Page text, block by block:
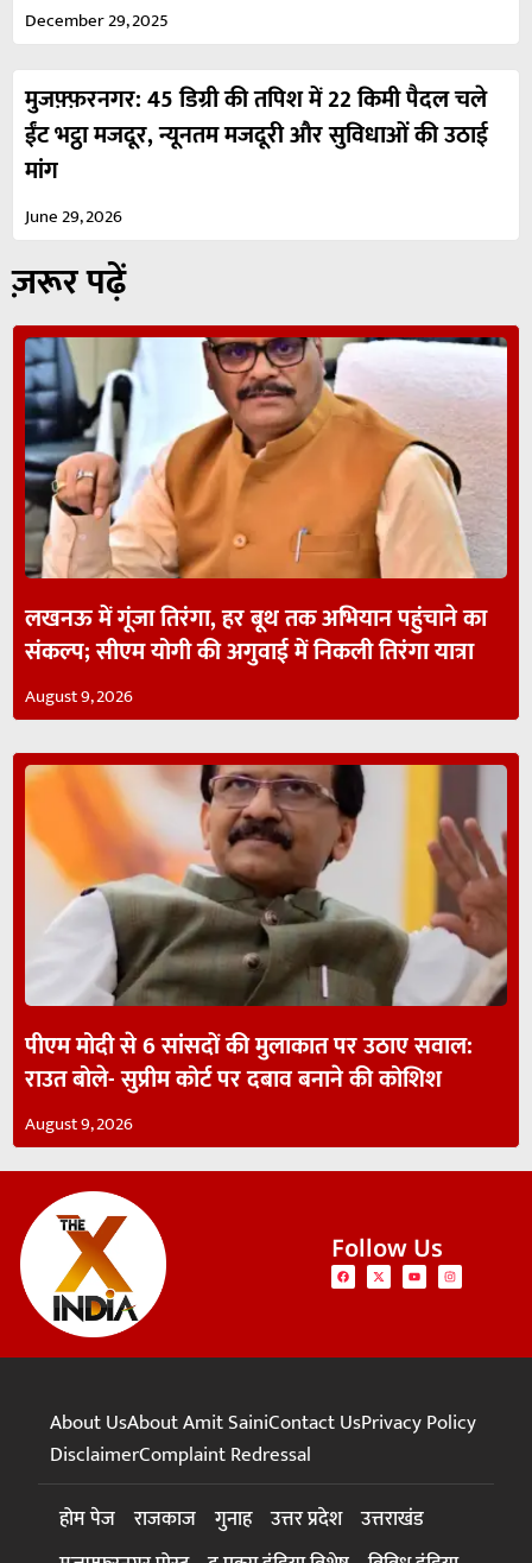
December 29, 2025
मुजफ़्फ़रनगर: 45 डिग्री की तपिश में 22 किमी पैदल चले
ईंट भट्ठा मजदूर, न्यूनतम मजदूरी और सुविधाओं की उठाई
मांग
June 29, 2026
ज़रूर पढ़ें
लखनऊ में गूंजा तिरंगा, हर बूथ तक अभियान पहुंचाने का
संकल्प; सीएम योगी की अगुवाई में निकली तिरंगा यात्रा
August 9, 2026
पीएम मोदी से 6 सांसदों की मुलाकात पर उठाए सवाल:
राउत बोले- सुप्रीम कोर्ट पर दबाव बनाने की कोशिश
August 9, 2026
Follow Us
About UsAbout Amit SainiContact UsPrivacy Policy
DisclaimerComplaint Redressal
होम पेज राजकाज गुनाह उत्तर प्रदेश उत्तराखंड